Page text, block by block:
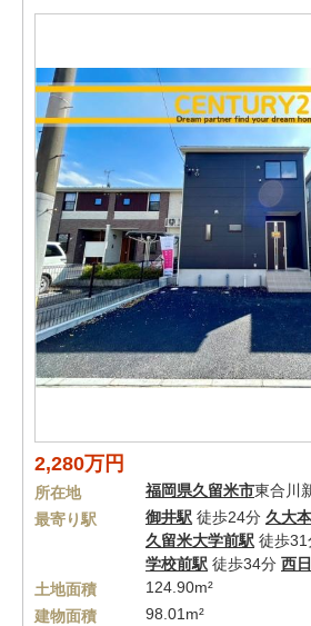
2,280万円
所在地 福岡県久留米市東合川
最寄り駅
御井駅 徒歩24分 久大
久留米大学前駅 徒歩31
学校前駅 徒歩34分 西
土地面積
124.90m²
建物面積
98.01m²